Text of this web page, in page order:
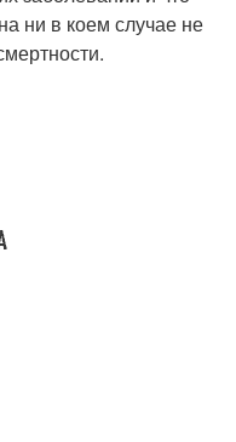
ни в коем случае не